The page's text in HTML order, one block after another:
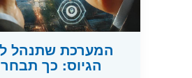
המערכת שתנהל
הגיוס: כך